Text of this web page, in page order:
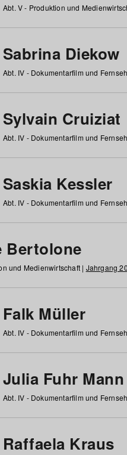
Abt. V - Produktion und
Sabrina Diekow
Abt. IV - Dokumentarfilm und
Sylvain Cruiziat
Abt. IV - Dokumentarfilm und
Saskia Kessler
Abt. IV - Dokumentarfilm und
Bertolone
und Medienwirtschaft | Jahrgang
Falk Müller
Abt. IV - Dokumentarfilm und
Julia Fuhr Mann
Abt. IV - Dokumentarfilm und
Raffaela Kraus